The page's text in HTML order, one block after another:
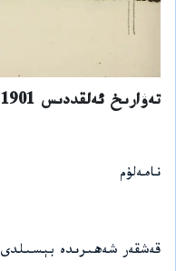
تەۋارىخ ئەلقددىس 1901
نامەلۇم
قەشقەر شەھىرىدە بېسىلدى